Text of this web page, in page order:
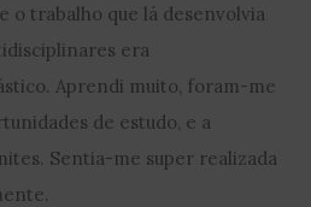
o trabalho que lá desenvolvia
era
Aprendi muito, foram-me
de estudo, e a
Sentia-me super realizada